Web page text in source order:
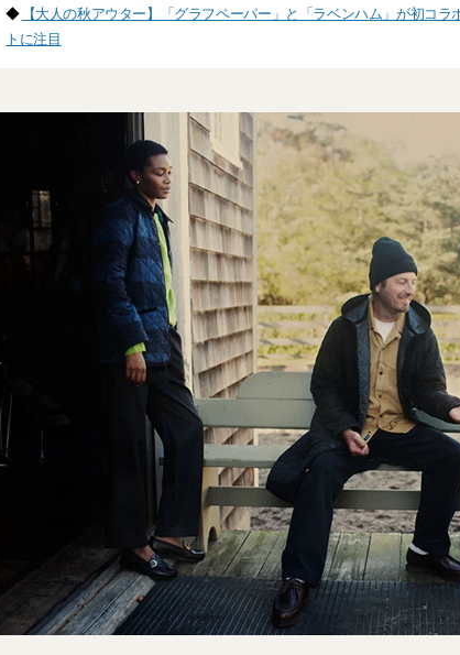
◆
【大人の秋アウター】「グラフペーパー」と「ラベンハム」が初コ
トに注目